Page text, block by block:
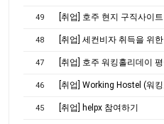
49 [취업] 호주 현지 구직사이
48 [취업] 세컨비자 취득을 위
47 [취업] 호주 워킹홀리데이
46 [취업] Working Hostel (워
45 [취업] helpx 참여하기